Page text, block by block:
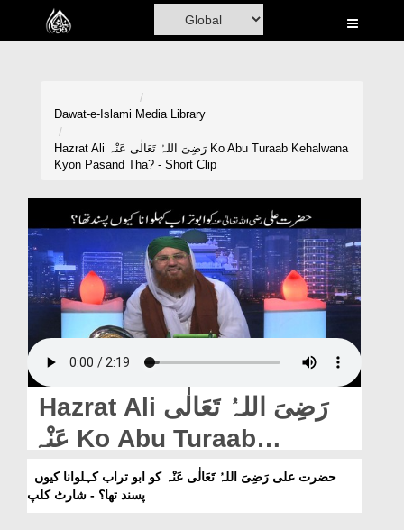
Home
Madani Channel
Volunteer Portal
Rohani Ilaj
Donation
Magazine
Departments
Our Websites
More
Dawat-e-Islami Media Library
Hazrat Ali رَضِیَ اللہُ تَعَالٰی عَنْہ Ko Abu Turaab Kehalwana
Kyon Pasand Tha? - Short Clip
Hazrat Ali رَضِیَ اللہُ تَعَالٰی
عَنْہ Ko Abu Turaab
Kehalwana Kyon Pasand
Tha? - Short Clip
پسند تھا؟ - شارٹ کلپ